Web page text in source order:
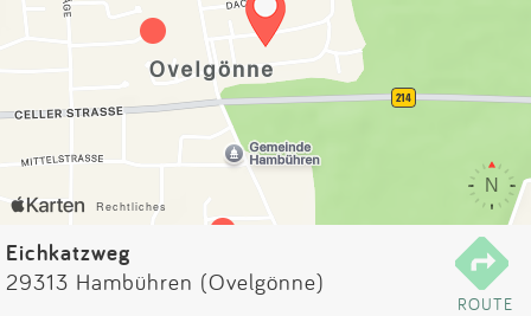
Partner
Kontakt
Impressum
Eichkatzweg
29313 Hambühren (Ovelgönne)
ROUTE